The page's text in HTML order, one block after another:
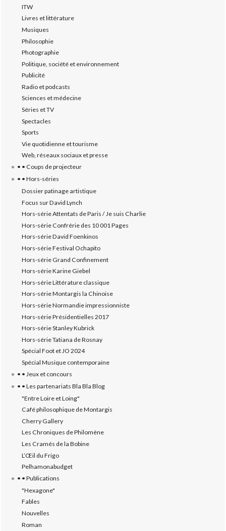
ITW
Livres et littérature
Musiques
Philosophie
Photographie
Politique, société et environnement
Publicité
Radio et podcasts
Sciences et médecine
Séries et TV
Spectacles
Sports
Vie quotidienne et tourisme
Web, réseaux sociaux et presse
• • Coups de projecteur
• • Hors-séries
Dossier patinage artistique
Focus sur David Lynch
Hors-série Attentats de Paris / Je suis Charlie
Hors-série Confrérie des 10 001 Pages
Hors-série David Foenkinos
Hors-série Festival Ochapito
Hors-série Grand Confinement
Hors-série Karine Giebel
Hors-série Littérature classique
Hors-série Montargis la Chinoise
Hors-série Normandie impressionniste
Hors-série Présidentielles 2017
Hors-série Stanley Kubrick
Hors-série Tatiana de Rosnay
Spécial Foot et JO 2024
Spécial Musique contemporaine
• • Jeux et concours
• • Les partenariats Bla Bla Blog
"Entre Loire et Loing"
Café philosophique de Montargis
Cherry Gallery
Les Chroniques de Philomène
Les Cramés de la Bobine
L’‎Œil du Frigo
Pelhamonabudget
• • Publications
"Hexagone"
Fables
Nouvelles
Roman